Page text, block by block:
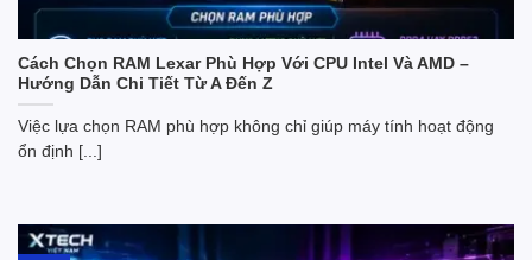
Cách Chọn RAM Lexar Phù Hợp Với CPU Intel Và AMD –
Hướng Dẫn Chi Tiết Từ A Đến Z
Việc lựa chọn RAM phù hợp không chỉ giúp máy tính hoạt động
ổn định [...]